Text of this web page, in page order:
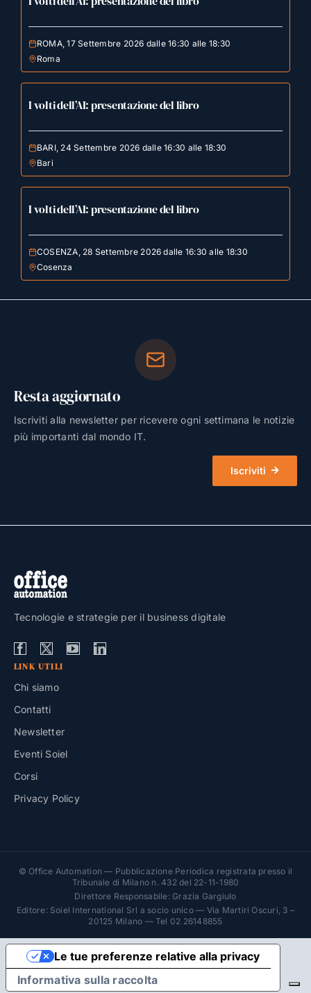
ROMA, 17 Settembre 2026 dalle 16:30 alle 18:30
Roma
I volti dell’AI: presentazione del libro
BARI, 24 Settembre 2026 dalle 16:30 alle 18:30
Bari
I volti dell’AI: presentazione del libro
COSENZA, 28 Settembre 2026 dalle 16:30 alle 18:30
Cosenza
Resta aggiornato
Iscriviti alla newsletter per ricevere ogni settimana le notizie
più importanti dal mondo IT.
Iscriviti
Tecnologie e strategie per il business digitale
LINK UTILI
Chi siamo
Contatti
Newsletter
Eventi Soiel
Corsi
Privacy Policy
© Office Automation — Pubblicazione Periodica registrata presso il
Tribunale di Milano n. 432 del 22-11-1980
Direttore Responsabile: Grazia Gargiulo
Editore: Soiel International Srl a socio unico — Via Martiri Oscuri, 3 –
20125 Milano — Tel 02 26148855
Informativa sulla raccolta
Le tue preferenze relative alla privacy